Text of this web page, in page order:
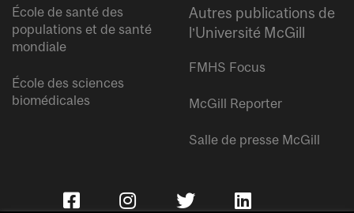
École de santé des
populations et de santé
mondiale
École des sciences
biomédicales
Autres publications de
l’Université McGill
FMHS Focus
McGill Reporter
Salle de presse McGill